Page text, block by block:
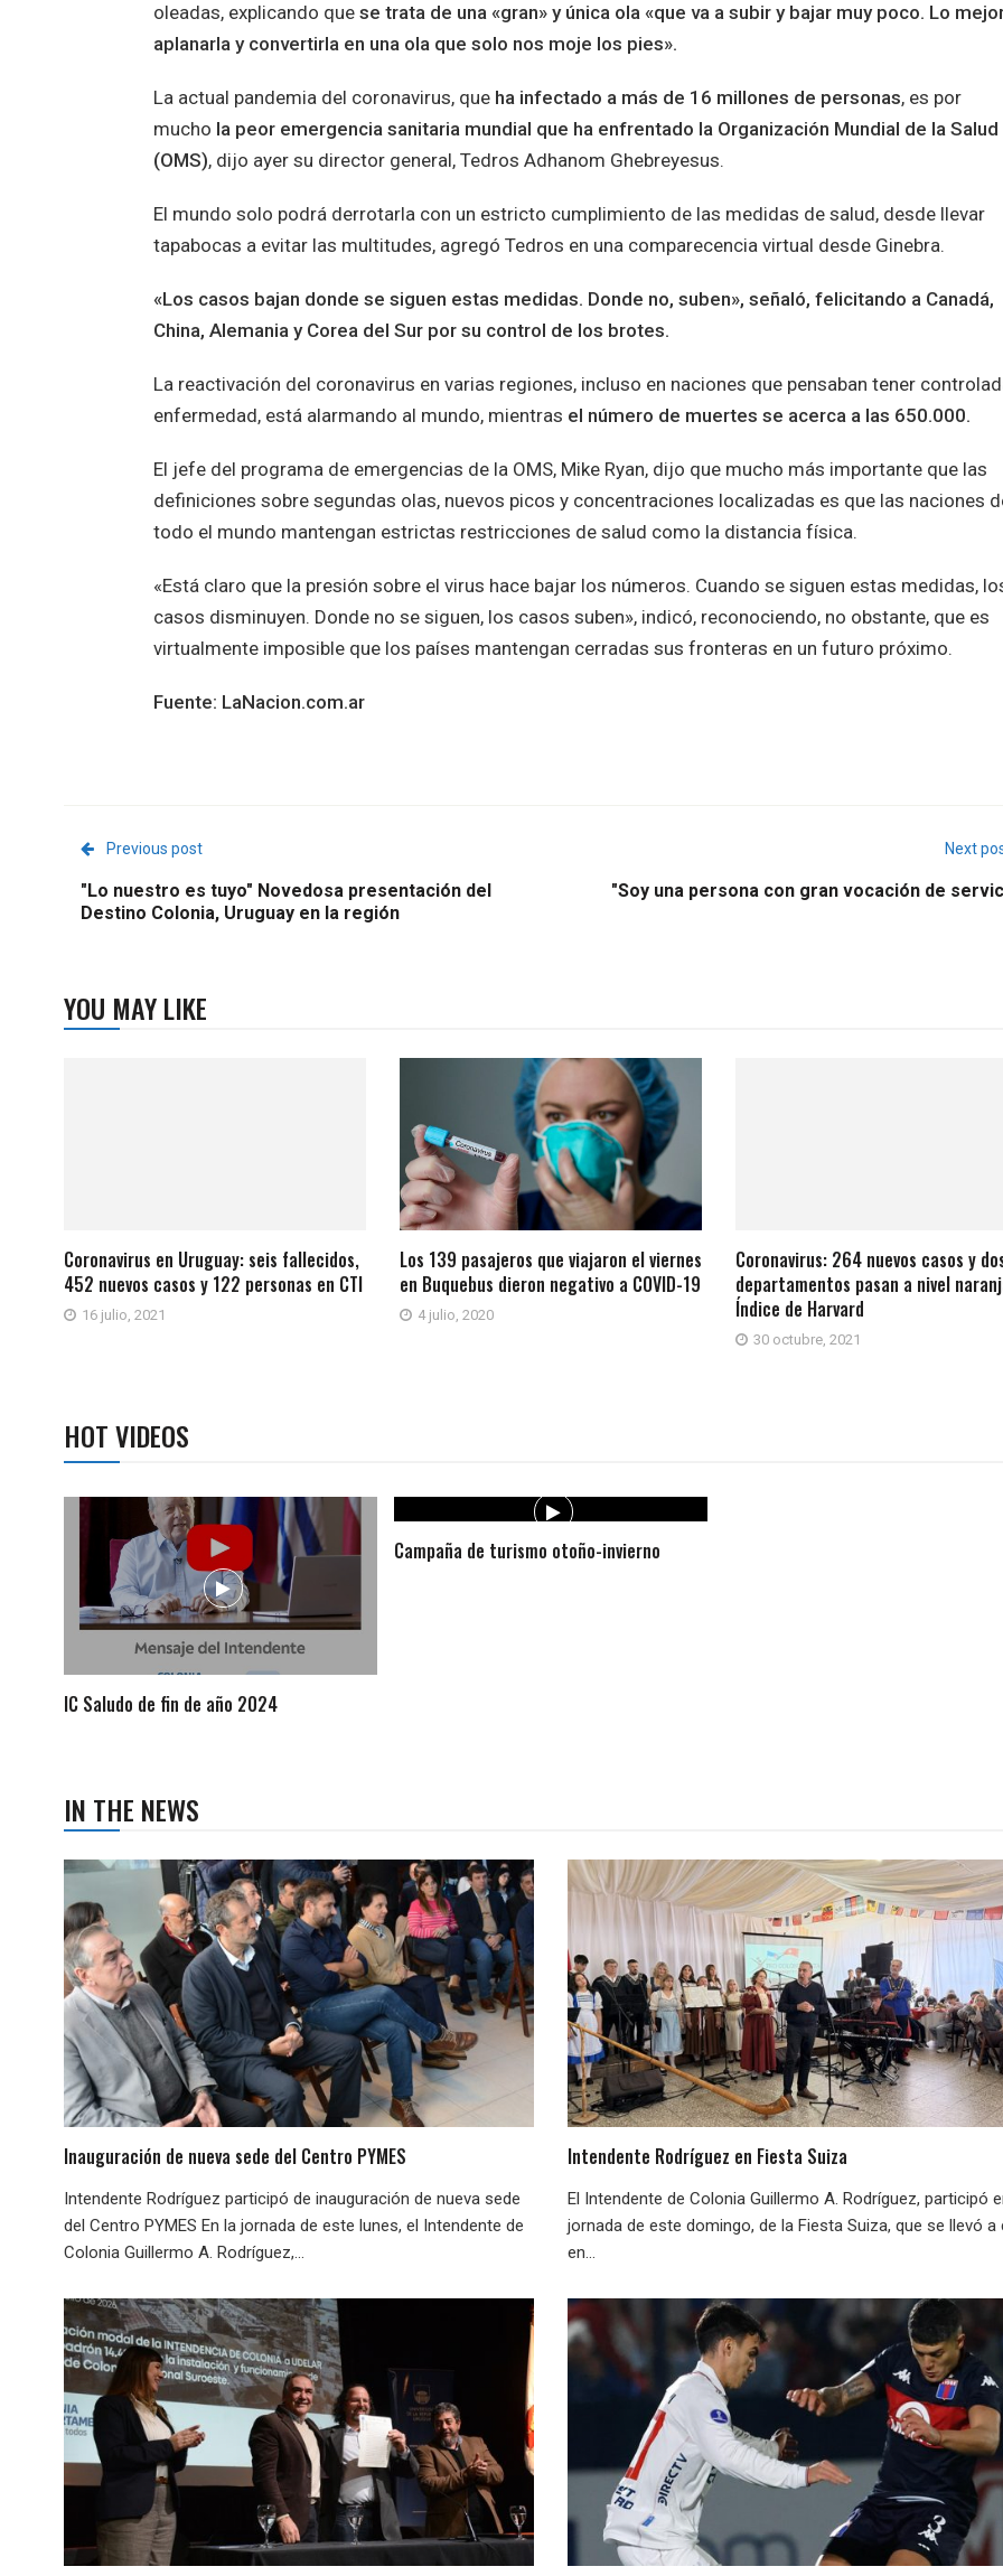
oleadas, explicando que se trata de una «gran» y única ola «que va a subir y bajar muy poco. Lo
aplanarla y convertirla en una ola que solo nos moje los pies».
La actual pandemia del coronavirus, que ha infectado a más de 16 millones de personas, es por
mucho la peor emergencia sanitaria mundial que ha enfrentado la Organización Mundial de la Salud
(OMS), dijo ayer su director general, Tedros Adhanom Ghebreyesus.
El mundo solo podrá derrotarla con un estricto cumplimiento de las medidas de salud, desde llevar
tapabocas a evitar las multitudes, agregó Tedros en una comparecencia virtual desde Ginebra.
«Los casos bajan donde se siguen estas medidas. Donde no, suben», señaló, felicitando a Canadá,
China, Alemania y Corea del Sur por su control de los brotes.
La reactivación del coronavirus en varias regiones, incluso en naciones que pensaban tener
enfermedad, está alarmando al mundo, mientras el número de muertes se acerca a las 650.000.
El jefe del programa de emergencias de la OMS, Mike Ryan, dijo que mucho más importante que las
definiciones sobre segundas olas, nuevos picos y concentraciones localizadas es que las naciones
todo el mundo mantengan estrictas restricciones de salud como la distancia física.
«Está claro que la presión sobre el virus hace bajar los números. Cuando se siguen estas medidas,
casos disminuyen. Donde no se siguen, los casos suben», indicó, reconociendo, no obstante, que es
virtualmente imposible que los países mantengan cerradas sus fronteras en un futuro próximo.
Fuente: LaNacion.com.ar
Previous post
"Lo nuestro es tuyo" Novedosa presentación del
Destino Colonia, Uruguay en la región
Next
"Soy una persona con gran vocación de
YOU MAY LIKE
Coronavirus en Uruguay: seis fallecidos,
452 nuevos casos y 122 personas en CTI
16 julio, 2021
Los 139 pasajeros que viajaron el viernes
en Buquebus dieron negativo a COVID-19
4 julio, 2020
Coronavirus: 264 nuevos casos y
departamentos pasan a nivel
Índice de Harvard
30 octubre, 2021
HOT VIDEOS
IC Saludo de fin de año 2024
Campaña de turismo otoño-invierno
IN THE NEWS
Inauguración de nueva sede del Centro PYMES
Intendente Rodríguez participó de inauguración de nueva sede
del Centro PYMES En la jornada de este lunes, el Intendente de
Colonia Guillermo A. Rodríguez,...
Intendente Rodríguez en Fiesta Suiza
El Intendente de Colonia Guillermo A. Rodríguez, participó
jornada de este domingo, de la Fiesta Suiza, que se llevó a
en...